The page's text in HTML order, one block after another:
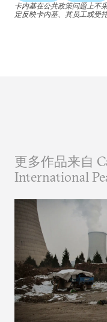
卡内基在公共政策问题上不
定反映卡内基、其员工或受
更多作品来自
International